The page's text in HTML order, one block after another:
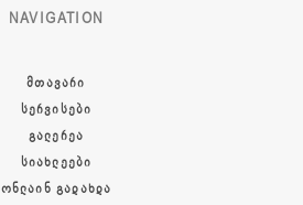
NAVIGATION
ᲛᲗᲐᲕᲐᲠᲘ
ᲡᲔᲠᲕᲘᲡᲔᲑᲘ
ᲒᲐᲚᲔᲠᲔᲐ
ᲡᲘᲐᲮᲚᲔᲔᲑᲘ
ᲝᲜᲚᲐᲘᲜ ᲒᲐᲓᲐᲮᲓᲐ